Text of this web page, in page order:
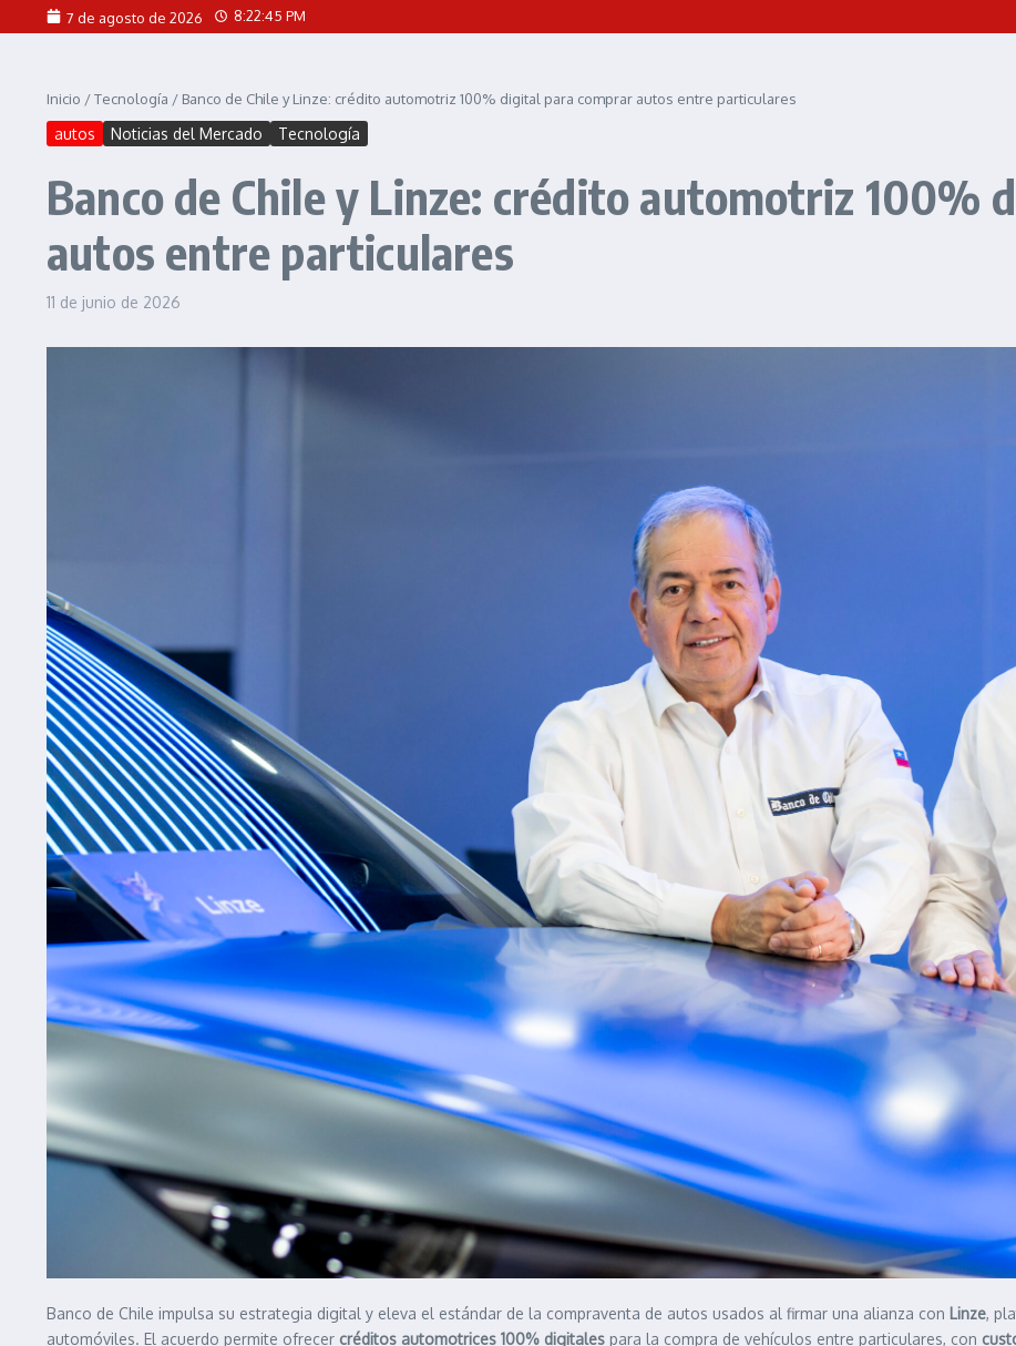
Saltar al contenido7 de agosto de 2026 8:22:47 PM
Inicio /Tecnología / Banco de Chile y Linze: crédito automotriz 100% digital para comprar autos entre particulares
autos Noticias del Mercado Tecnología
Banco de Chile y Linze: crédito automotriz 100%
autos entre particulares
11 de junio de 2026
Banco de Chile impulsa su estrategia digital y eleva el estándar de la compraventa de autos usados al firmar una alianza con Linze,
automóviles. El acuerdo permite ofrecer créditos automotrices 100% digitales para la compra de vehículos entre particulares, con